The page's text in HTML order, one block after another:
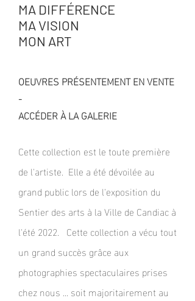
MA DIFFÉRENCE
MA VISION
MON ART
OEUVRES PRÉSENTEMENT EN VENTE
-
ACCÉDER À LA GALERIE
Cette collection est le toute première
de l'artiste. Elle a été dévoilée au
grand public lors de l'exposition du
Sentier des arts à la Ville de Candiacà
l'été 2022. Cette collection a vécu tout
un grand succès grâce aux
photographies spectaculaires prises
chez nous ... soit majoritairement au